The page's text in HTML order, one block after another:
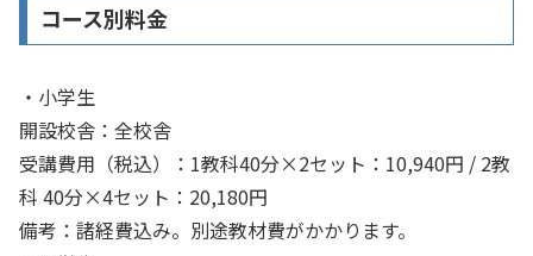
コース別料金
・小学生
開設校舎：全校舎
受講費用（税込）：1教科40分×2セット：10,940円 / 2教
科 40分×4セット：20,180円
備考：諸経費込み。別途教材費がかかります。